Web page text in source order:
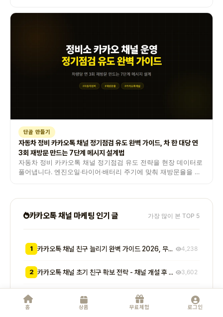
단골 만들기
자동차 정비 카카오톡 채널 정기점검 유도 완벽 가이드, 차 한 대당 연
3회 재방문 만드는 7단계 메시지 설계법
자동차 정비 카카오톡 채널 정기점검 유도 전략을 현장 데이터로
풀어냅니다. 엔진오일·타이어·배터리 주기에 맞춰 재방문율을 두
카카오톡 채널 마케팅 인기 글 가장 많이 본 TOP 5
1 카카오톡 채널 친구 늘리기 완벽 가이드 2026, 무료부터 유료까지 7가지 방법 비교 4,238
2 카카오톡 채널 초기 친구 확보 전략 - 채널 개설 후 첫 1000명을 모으는 무료 및 저비용 실전 방법 총정리 3,602
3 3,329
홈 상품 무료체험 로그인